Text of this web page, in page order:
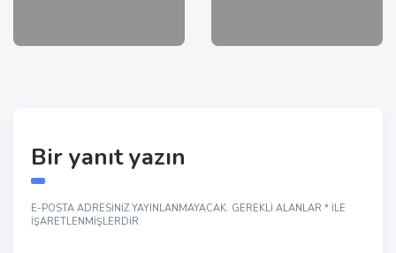
Bir yanıt yazın
E-POSTA ADRESINIZ YAYINLANMAYACAK. GEREKLI ALANLAR * ILE
IŞARETLENMIŞLERDIR